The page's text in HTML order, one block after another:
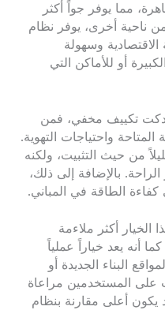
مما يوفر جواً أكثر
ناحية أخرى، يوفر نظام
الاقتصادية وسهولة
أو للأماكن التي
دكت تكييف مخفي، فمن
المتاحة واحتياجات التهوية.
من حيث التثبيت، ولكنه
بالإضافة إلى ذلك،
الطاقة في المباني.
الخيار أكثر ملاءمة
أنه يعد خياراً عملياً
البناء الجديدة أو
على المستخدمين مراعاة
يكون أعلى مقارنة بنظام